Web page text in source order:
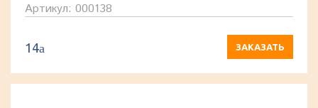
Артикул: 000138
14a ЗАКАЗАТЬ